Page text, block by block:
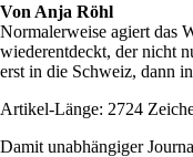
Von Anja Röhl
Normalerweise agiert das
wiederentdeckt, der nicht
erst in die Schweiz, dann
Artikel-Länge: 2724
Damit unabhängiger